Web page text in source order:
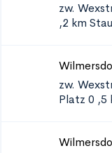
zw.
,2 km
zw.
Platz 0 ,5